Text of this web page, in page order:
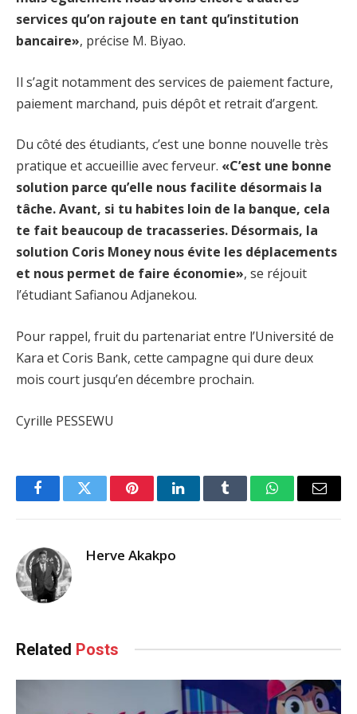
services qu’on rajoute en tant qu’institution
bancaire», précise M. Biyao.
Il s’agit notamment des services de paiement facture,
paiement marchand, puis dépôt et retrait d’argent.
Du côté des étudiants, c’est une bonne nouvelle très
pratique et accueillie avec ferveur. «C’est une bonne
solution parce qu’elle nous facilite désormais la
tâche. Avant, si tu habites loin de la banque, cela
te fait beaucoup de tracasseries. Désormais, la
solution Coris Money nous évite les déplacements
et nous permet de faire économie», se réjouit
l’étudiant Safianou Adjanekou.
Pour rappel, fruit du partenariat entre l’Université de
Kara et Coris Bank, cette campagne qui dure deux
mois court jusqu’en décembre prochain.
Cyrille PESSEWU
FacebookTwitter PinterestLinkedInTumblr WhatsAppEmail
Herve Akakpo
Related Posts